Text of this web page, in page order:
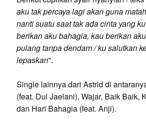
aku tak percaya lagi akan guna
nanti suatu saat tak ada cinta yang
berikan aku bahagia, kau berikan
pulang tanpa dendam / ku salutkan
lepaskan".
Single lainnya dari Astrid di
(feat. Dul Jaelani), Wajar, Baik Baik,
dan Hari Bahagia (feat. Anji).